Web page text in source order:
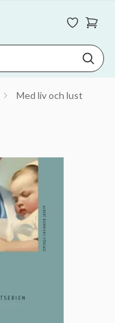
Med liv och lust